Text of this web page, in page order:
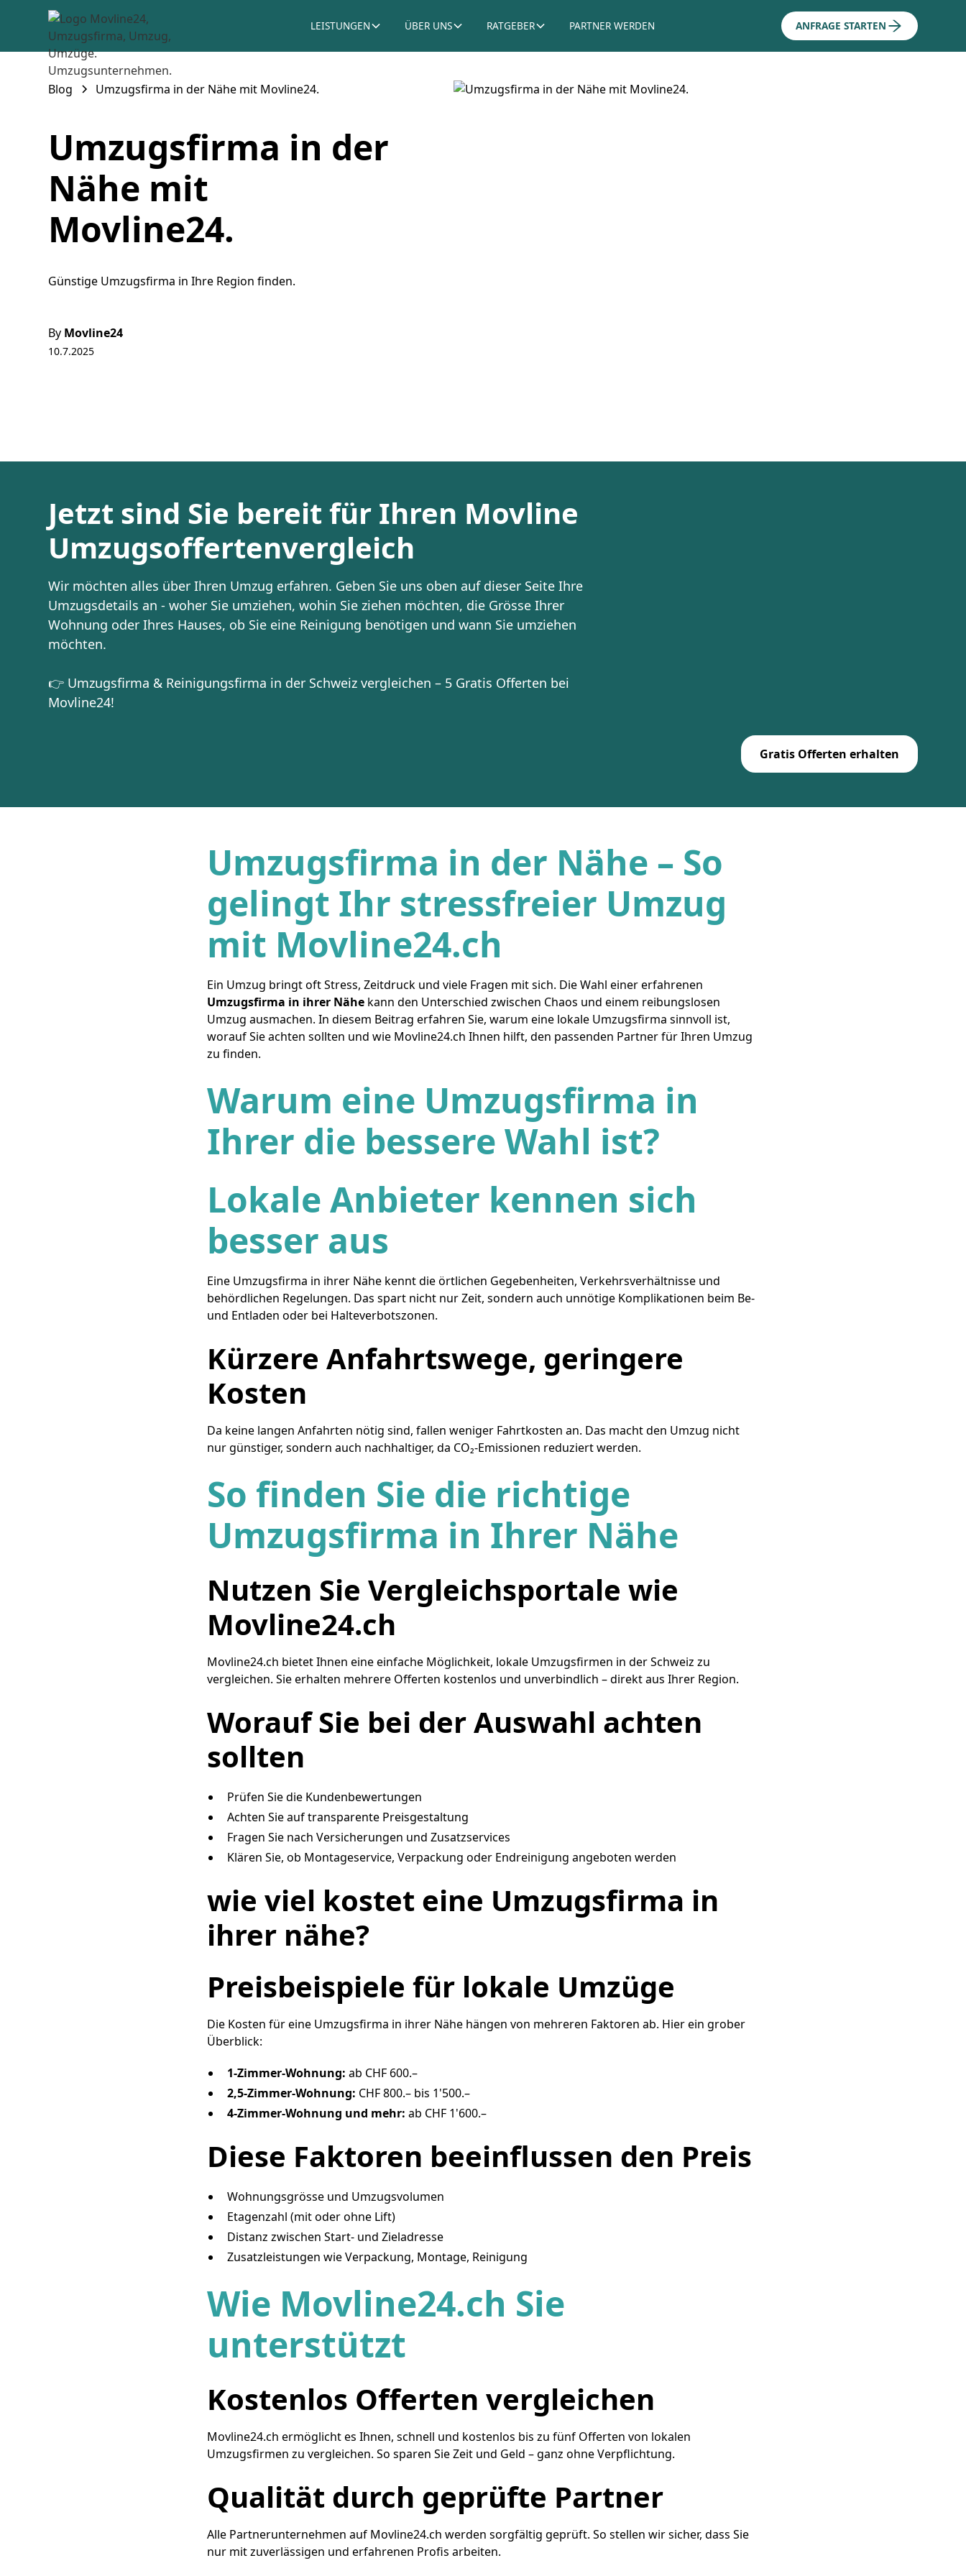
LEISTUNGEN ÜBER UNS RATGEBER PARTNER WERDEN ANFRAGE STARTEN
Blog Umzugsfirma in der Nähe mit Movline24.
Umzugsfirma in der
Nähe mit
Movline24.
Günstige Umzugsfirma in Ihre Region finden.
By Movline24
10.7.2025
Jetzt sind Sie bereit für Ihren Movline
Umzugsoffertenvergleich
Wir möchten alles über Ihren Umzug erfahren. Geben Sie uns oben auf dieser Seite Ihre
Umzugsdetails an - woher Sie umziehen, wohin Sie ziehen möchten, die Grösse Ihrer
Wohnung oder Ihres Hauses, ob Sie eine Reinigung benötigen und wann Sie umziehen
möchten.
👉 Umzugsfirma & Reinigungsfirma in der Schweiz vergleichen – 5 Gratis Offerten bei
Movline24!
Gratis Offerten erhalten
Umzugsfirma in der Nähe – So
gelingt Ihr stressfreier Umzug
mit Movline24.ch
Ein Umzug bringt oft Stress, Zeitdruck und viele Fragen mit sich. Die Wahl einer erfahrenen
Umzugsfirma in ihrer Nähe kann den Unterschied zwischen Chaos und einem reibungslosen
Umzug ausmachen. In diesem Beitrag erfahren Sie, warum eine lokale Umzugsfirma sinnvoll ist,
worauf Sie achten sollten und wie Movline24.ch Ihnen hilft, den passenden Partner für Ihren Umzug
zu finden.
Warum eine Umzugsfirma in
Ihrer die bessere Wahl ist?
Lokale Anbieter kennen sich
besser aus
Eine Umzugsfirma in ihrer Nähe kennt die örtlichen Gegebenheiten, Verkehrsverhältnisse und
behördlichen Regelungen. Das spart nicht nur Zeit, sondern auch unnötige Komplikationen beim Be-
und Entladen oder bei Halteverbotszonen.
Kürzere Anfahrtswege, geringere
Kosten
Da keine langen Anfahrten nötig sind, fallen weniger Fahrtkosten an. Das macht den Umzug nicht
nur günstiger, sondern auch nachhaltiger, da CO₂-Emissionen reduziert werden.
So finden Sie die richtige
Umzugsfirma in Ihrer Nähe
Nutzen Sie Vergleichsportale wie
Movline24.ch
Movline24.ch bietet Ihnen eine einfache Möglichkeit, lokale Umzugsfirmen in der Schweiz zu
vergleichen. Sie erhalten mehrere Offerten kostenlos und unverbindlich – direkt aus Ihrer Region.
Worauf Sie bei der Auswahl achten
sollten
Prüfen Sie die Kundenbewertungen
Achten Sie auf transparente Preisgestaltung
Fragen Sie nach Versicherungen und Zusatzservices
Klären Sie, ob Montageservice, Verpackung oder Endreinigung angeboten werden
wie viel kostet eine Umzugsfirma in
ihrer nähe?
Preisbeispiele für lokale Umzüge
Die Kosten für eine Umzugsfirma in ihrer Nähe hängen von mehreren Faktoren ab. Hier ein grober
Überblick:
1-Zimmer-Wohnung: ab CHF 600.–
2,5-Zimmer-Wohnung: CHF 800.– bis 1'500.–
4-Zimmer-Wohnung und mehr: ab CHF 1'600.–
Diese Faktoren beeinflussen den Preis
Wohnungsgrösse und Umzugsvolumen
Etagenzahl (mit oder ohne Lift)
Distanz zwischen Start- und Zieladresse
Zusatzleistungen wie Verpackung, Montage, Reinigung
Wie Movline24.ch Sie
unterstützt
Kostenlos Offerten vergleichen
Movline24.ch ermöglicht es Ihnen, schnell und kostenlos bis zu fünf Offerten von lokalen
Umzugsfirmen zu vergleichen. So sparen Sie Zeit und Geld – ganz ohne Verpflichtung.
Qualität durch geprüfte Partner
Alle Partnerunternehmen auf Movline24.ch werden sorgfältig geprüft. So stellen wir sicher, dass Sie
nur mit zuverlässigen und erfahrenen Profis arbeiten.